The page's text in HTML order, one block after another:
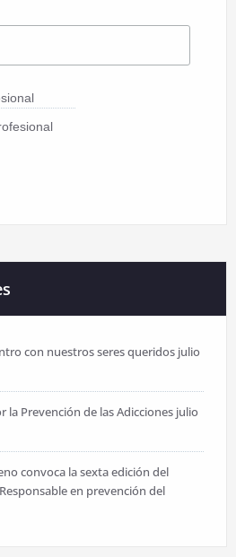
con nuestros seres queridos julio
la Prevención de las Adicciones julio
convoca la sexta edición del
en prevención del